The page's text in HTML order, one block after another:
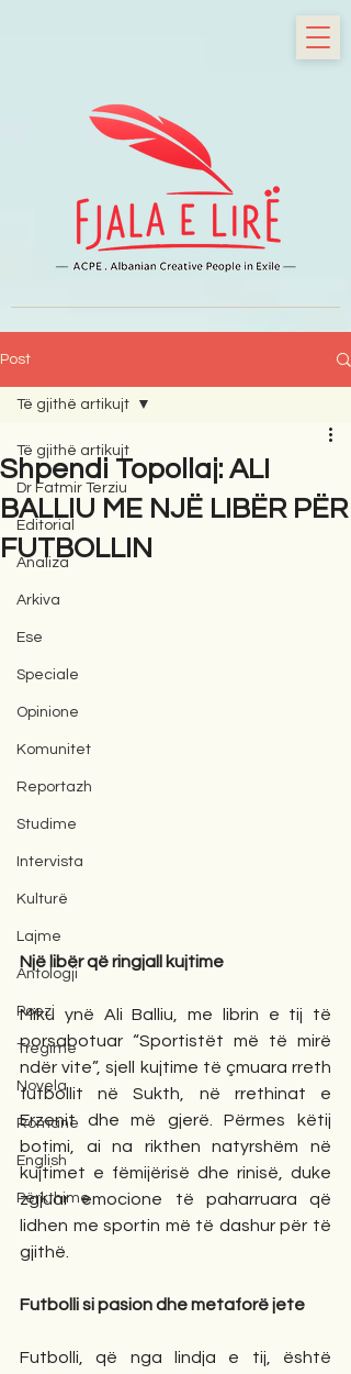
Post
Të gjithë artikujt
Dr Fatmir Terziu
Editorial
Analiza
Arkiva
Ese
Speciale
Opinione
Komunitet
Reportazh
Studime
Intervista
Kulturë
Lajme
Antologji
Poezi
Tregime
Novela
Romane
English
Përkthime
Të gjithë artikujt
Shpendi Topollaj: ALI
BALLIU ME NJË LIBËR PËR
FUTBOLLIN
Një libër që ringjall kujtime
Miku ynë Ali Balliu, me librin e tij të
porsabotuar “Sportistët më të mirë
ndër vite”, sjell kujtime të çmuara rreth
futbollit në Sukth, në rrethinat e
Erzenit dhe më gjerë. Përmes këtij
botimi, ai na rikthen natyrshëm në
kujtimet e fëmijërisë dhe rinisë, duke
zgjuar emocione të paharruara që
lidhen me sportin më të dashur për të
gjithë.
Futbolli si pasion dhe metaforë jete
Futbolli, që nga lindja e tij, është